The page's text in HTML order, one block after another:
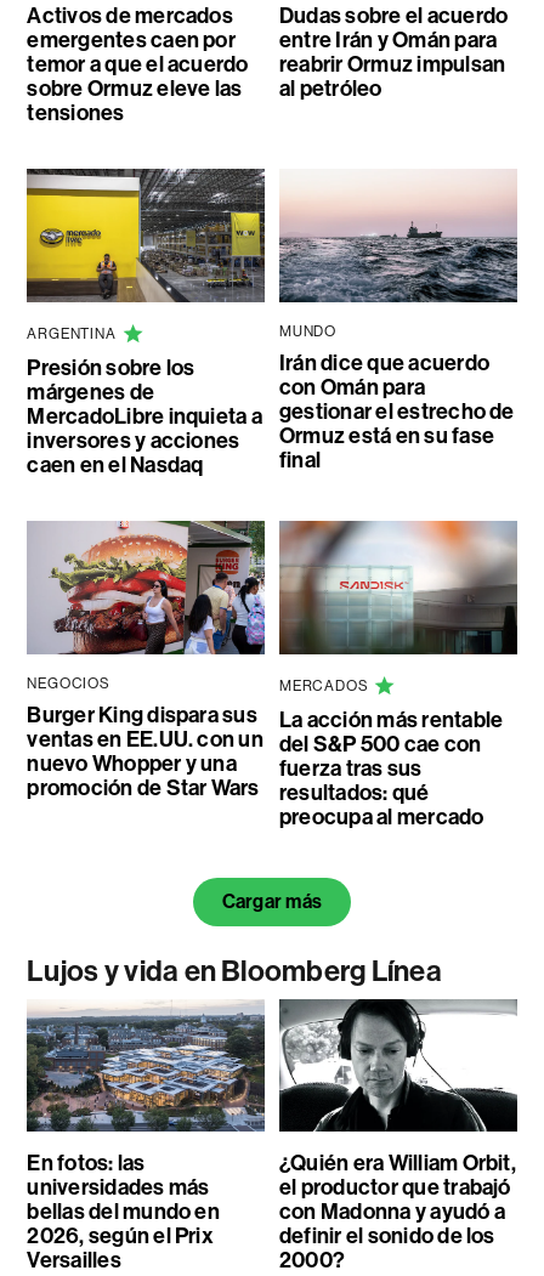
Activos de mercados
emergentes caen por
temor a que el acuerdo
sobre Ormuz eleve las
tensiones
Dudas sobre el acuerdo
entre Irán y Omán para
reabrir Ormuz impulsan
al petróleo
ARGENTINA
Presión sobre los
márgenes de
MercadoLibre inquieta a
inversores y acciones
caen en el Nasdaq
MUNDO
Irán dice que acuerdo
con Omán para
gestionar el estrecho de
Ormuz está en su fase
final
NEGOCIOS
Burger King dispara sus
ventas en EE.UU. con un
nuevo Whopper y una
promoción de Star Wars
MERCADOS
La acción más rentable
del S&P 500 cae con
fuerza tras sus
resultados: qué
preocupa al mercado
Cargar más
Lujos y vida en Bloomberg Línea
En fotos: las
universidades más
bellas del mundo en
2026, según el Prix
Versailles
¿Quién era William Orbit,
el productor que trabajó
con Madonna y ayudó a
definir el sonido de los
2000?